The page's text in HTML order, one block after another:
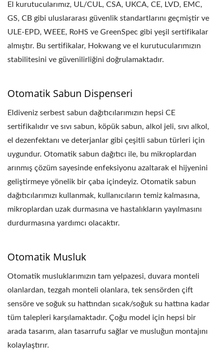
El kurutucularımız, UL/CUL, CSA, UKCA, CE, LVD, EMC,
GS, CB gibi uluslararası güvenlik standartlarını geçmiştir ve
ULE-EPD, WEEE, RoHS ve GreenSpec gibi yeşil sertifikalar
almıştır. Bu sertifikalar, Hokwang ve el kurutucularımızın
stabilitesini ve güvenilirliğini doğrulamaktadır.
Otomatik Sabun Dispenseri
Eldiveniz serbest sabun dağıtıcılarımızın hepsi CE
sertifikalıdır ve sıvı sabun, köpük sabun, alkol jeli, sıvı alkol,
el dezenfektanı ve deterjanlar gibi çeşitli sabun türleri için
uygundur. Otomatik sabun dağıtıcı ile, bu mikroplardan
arınmış çözüm sayesinde enfeksiyonu azaltarak el hijyenini
geliştirmeye yönelik bir çaba içindeyiz. Otomatik sabun
dağıtıcılarımızı kullanmak, kullanıcıların temiz kalmasına,
mikroplardan uzak durmasına ve hastalıkların yayılmasını
durdurmasına yardımcı olacaktır.
Otomatik Musluk
Otomatik musluklarımızın tam yelpazesi, duvara monteli
olanlardan, tezgah monteli olanlara, tek sensörden çift
sensöre ve soğuk su hattından sıcak/soğuk su hattına kadar
tüm talepleri karşılamaktadır. Çoğu model için hepsi bir
arada tasarım, alan tasarrufu sağlar ve musluğun montajını
kolaylaştırır.